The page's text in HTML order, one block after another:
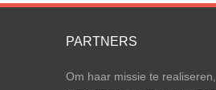
PARTNERS
Om haar missie te